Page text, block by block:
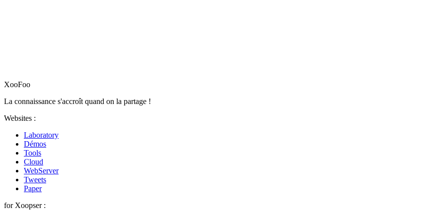
XooFoo
La connaissance s'accroît quand on la partage !
Websites :
Laboratory
Démos
Tools
Cloud
WebServer
Tweets
Paper
for Xoopser :